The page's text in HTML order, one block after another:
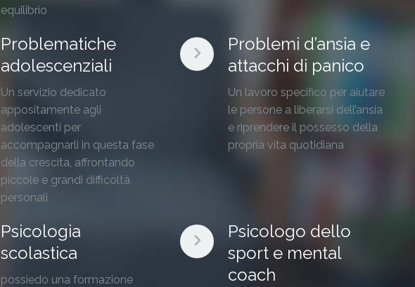
equilibrio
Problematiche
adolescenziali
Un servizio dedicato
appositamente agli
adolescenti per
accompagnarli in questa fase
della crescita, affrontando
piccole e grandi difficoltà
personali
Problemi d’ansia e
attacchi di panico
Un lavoro specifico per aiutare
le persone a liberarsi dell’ansia
e riprendere il possesso della
propria vita quotidiana
Psicologia
scolastica
possiedo una formazione
Psicologo dello
sport e mental
coach